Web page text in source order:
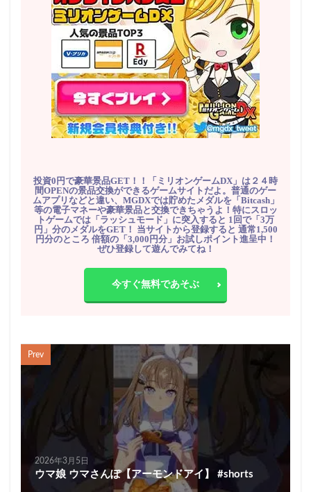
投資0円で豪華景品GET！！「ミリオンゲームDX」は２４時
間OPENの景品交換ができるゲームサイトだよ。普通のゲー
ムアプリなどと違い、MGDXでは貯めたメダルを「Bitcash」
等の電子マネーや豪華景品と交換できちゃうよ！特にスロッ
トゲームでは「ラッシュモード」に突入すると 1回で「3万
円」分のメダルをGET！ 当サイトから登録すると 通常1,500
円分のところ 倍額の「3,000円分」お試しポイント進呈中！
ぜひ登録して遊んでみてね！
今すぐ無料であそぶ
Prev
2026年3月5日
ウマ娘 ウマさんぽ【アーモンドアイ】 #shorts